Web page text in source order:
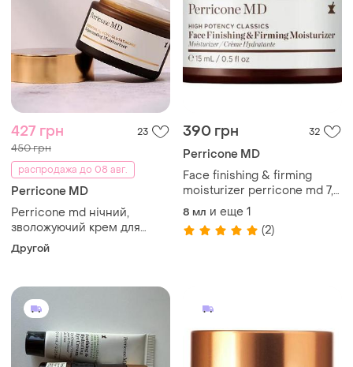
427 грн 23
450 грн
распродажа до 08 авг.
Perricone MD
Perricone md нічний,
зволожуючий крем для
обличчя з ацил-глутатіоном
7,5 мл
Другой
390 грн 32
Perricone MD
Face finishing & firming
moisturizer perricone md 7,5
та 15 ml
8 мл и еще 1
(2)